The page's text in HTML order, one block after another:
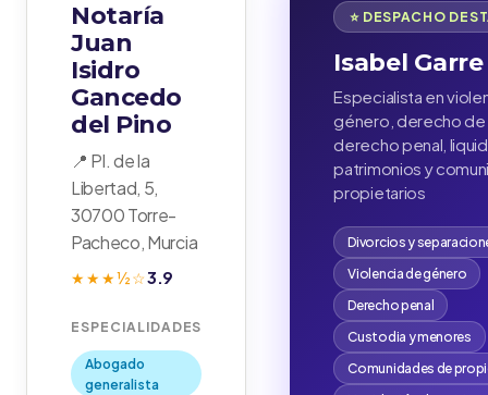
Notaría
Juan
Isidro
Gancedo
del Pino
📍 Pl. de la
Libertad, 5,
30700 Torre-
Pacheco, Murcia
★★★½☆3.9
ESPECIALIDADES
Abogado
generalista
⭐ DESPACHO
Isabel Garre
Especialista en
género, derecho de
derecho penal,
patrimonios y
propietarios
Divorcios y
Violencia de género
Derecho penal
Custodia y menores
Comunidades de